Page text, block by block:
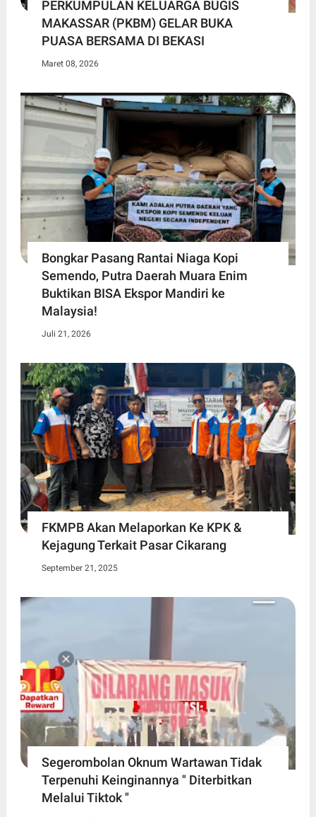
PERKUMPULAN KELUARGA BUGIS
MAKASSAR (PKBM) GELAR BUKA
PUASA BERSAMA DI BEKASI
Maret 08, 2026
Bongkar Pasang Rantai Niaga Kopi
Semendo, Putra Daerah Muara Enim
Buktikan BISA Ekspor Mandiri ke
Malaysia!
Juli 21, 2026
FKMPB Akan Melaporkan Ke KPK &
Kejagung Terkait Pasar Cikarang
September 21, 2025
Segerombolan Oknum Wartawan Tidak
Terpenuhi Keinginannya " Diterbitkan
Melalui Tiktok "